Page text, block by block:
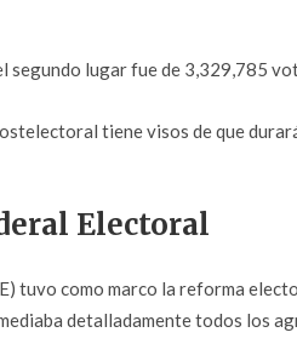
segundo lugar fue de 3,329,785
tiene visos de que
Electoral
tuvo como marco la reforma
detalladamente todos los